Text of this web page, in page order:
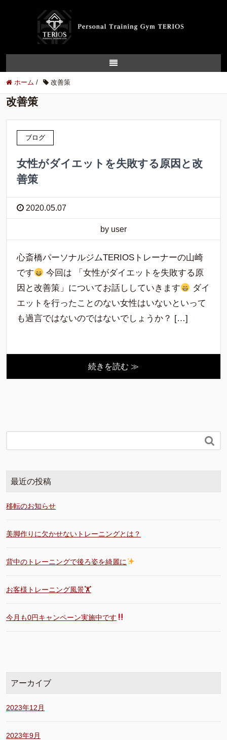
ホーム / 改善策
改善策
ブログ
女性がダイエットを失敗する原因と改
善策
2020.05.07
by user
心斎橋パーソナルジムTERIOSトレーナーの山崎
です
今回は 「女性がダイエットを失敗する原
因と改善策」についてお話ししていきます
ダイ
エットを行ったことのない女性はいないといって
も過言ではないのではないでしょうか？ […]
続きを読む ≫

最近の投稿
移転のお知らせ
美脚作りに欠かせないトレーニングとは？
背中のトレーニングで後ろ姿を綺麗に
お客様トレーニング風景🏋️
今月も0円キャンペーン実施中です
アーカイブ
2023年12月
2023年9月